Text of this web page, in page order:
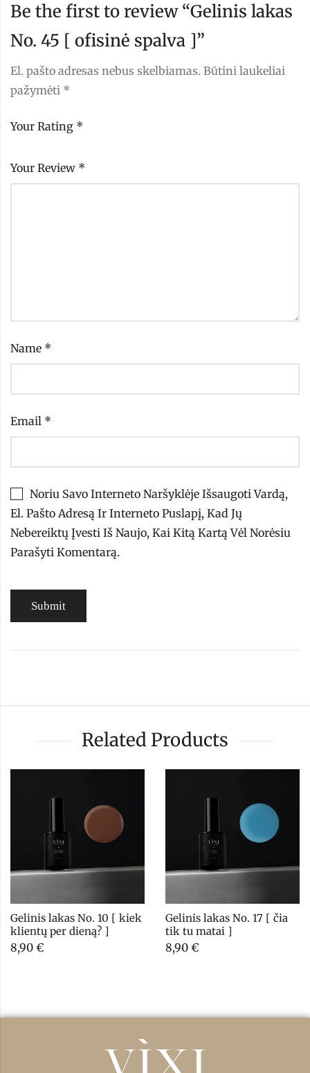
Be the first to review “Gelinis lakas
No. 45 [ ofisinė spalva ]”
El. pašto adresas nebus skelbiamas. Būtini laukeliai
pažymėti *
Your Rating *
Your Review *
Name *
Email *
Noriu Savo Interneto Naršyklėje Išsaugoti Vardą,
El. Pašto Adresą Ir Interneto Puslapį, Kad Jų
Nebereiktų Įvesti Iš Naujo, Kai Kitą Kartą Vėl Norėsiu
Parašyti Komentarą.
Related Products
Gelinis lakas No. 10 [ kiek
klientų per dieną? ]
8,90 €
Gelinis lakas No. 17 [ čia
tik tu matai ]
8,90 €